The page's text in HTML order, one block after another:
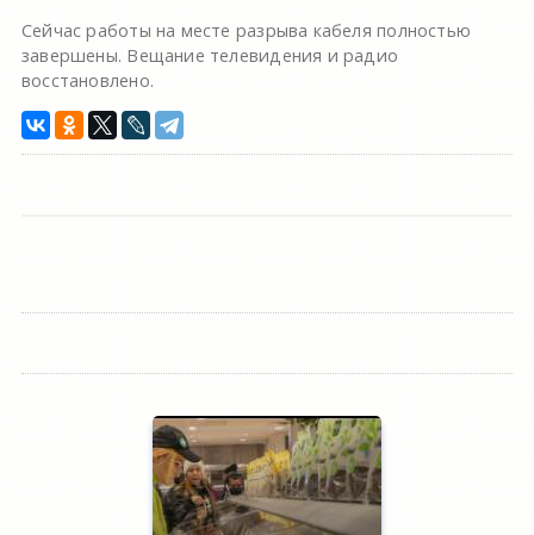
Сейчас работы на месте разрыва кабеля полностью
завершены. Вещание телевидения и радио
восстановлено.